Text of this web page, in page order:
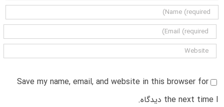
Save my name, email, and website in this browser for
the next time I دیدگاه.